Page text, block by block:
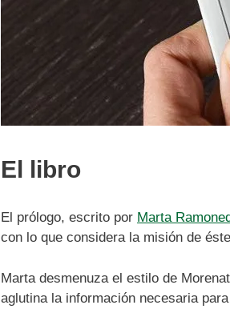
El libro
El prólogo, escrito por Marta
con lo que considera la misión de
Marta desmenuza el estilo de
aglutina la información necesaria